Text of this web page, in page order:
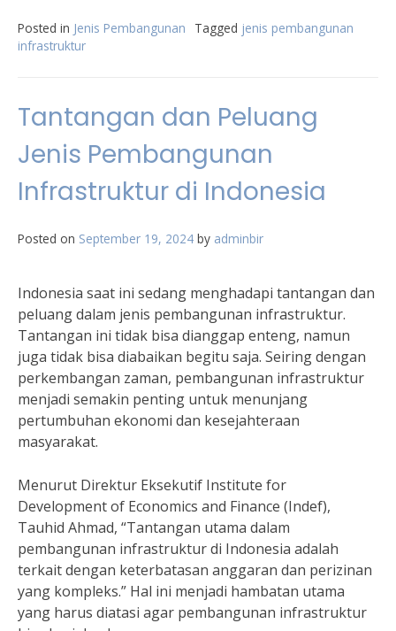
Posted in Jenis Pembangunan Tagged jenis pembangunan
infrastruktur
Tantangan dan Peluang
Jenis Pembangunan
Infrastruktur di Indonesia
Posted on September 19, 2024 by adminbir
Indonesia saat ini sedang menghadapi tantangan dan
peluang dalam jenis pembangunan infrastruktur.
Tantangan ini tidak bisa dianggap enteng, namun
juga tidak bisa diabaikan begitu saja. Seiring dengan
perkembangan zaman, pembangunan infrastruktur
menjadi semakin penting untuk menunjang
pertumbuhan ekonomi dan kesejahteraan
masyarakat.
Menurut Direktur Eksekutif Institute for
Development of Economics and Finance (Indef),
Tauhid Ahmad, “Tantangan utama dalam
pembangunan infrastruktur di Indonesia adalah
terkait dengan keterbatasan anggaran dan perizinan
yang kompleks.” Hal ini menjadi hambatan utama
yang harus diatasi agar pembangunan infrastruktur